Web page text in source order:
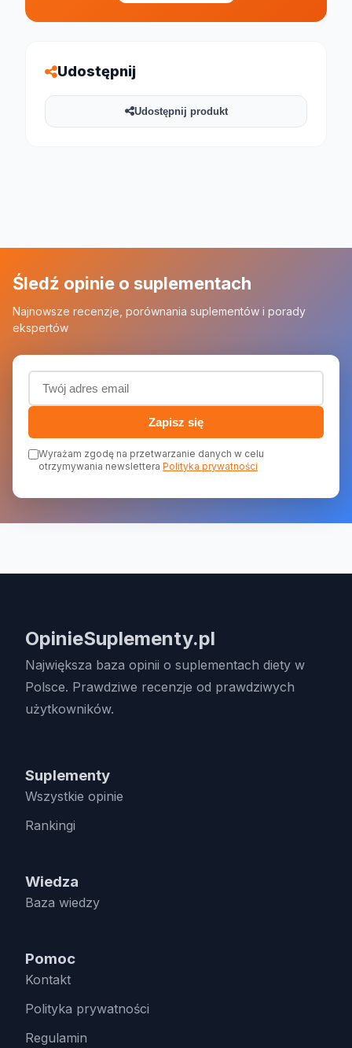
Udostępnij
Udostępnij produkt
Śledź opinie o suplementach
Najnowsze recenzje, porównania suplementów i porady
ekspertów
Adres email (wymagany)
Zapisz się
Wyrażam zgodę na przetwarzanie danych w celu
otrzymywania newslettera Polityka prywatności
OpinieSuplementy.pl
Największa baza opinii o suplementach diety w
Polsce. Prawdziwe recenzje od prawdziwych
użytkowników.
Suplementy
Wszystkie opinie
Rankingi
Wiedza
Baza wiedzy
Pomoc
Kontakt
Polityka prywatności
Regulamin